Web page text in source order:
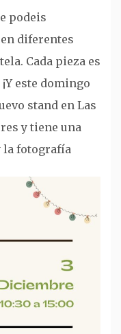
podeis
diferentes
Cada pieza es
este domingo
stand en Las
y tiene una
la fotografía